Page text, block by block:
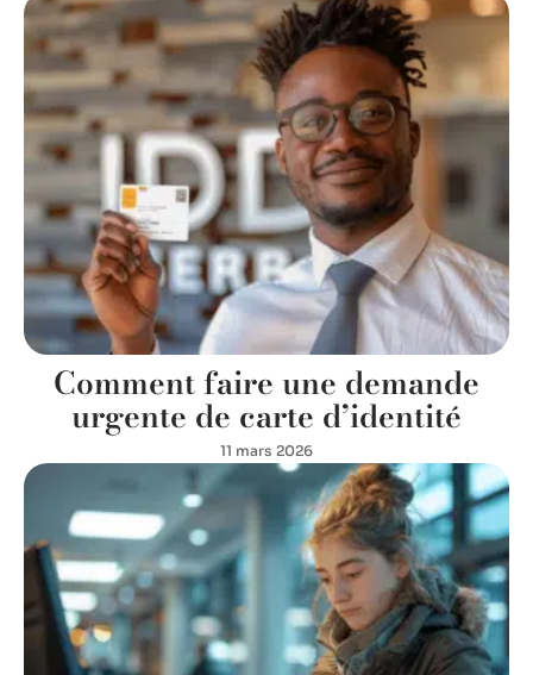
Comment faire une demande
urgente de carte d’identité
11 mars 2026